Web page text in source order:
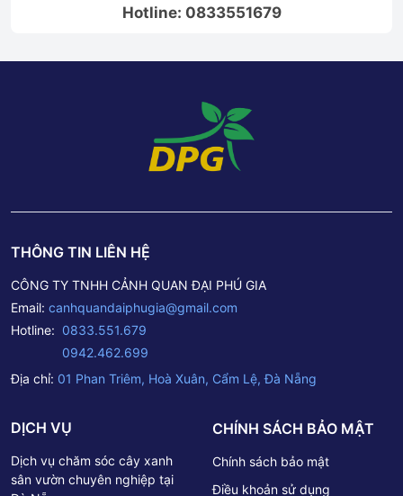
Hotline: 0833551679
THÔNG TIN LIÊN HỆ
CÔNG TY TNHH CẢNH QUAN ĐẠI PHÚ GIA
Email: canhquandaiphugia@gmail.com
Hotline: 0833.551.679
0942.462.699
Địa chỉ: 01 Phan Triêm, Hoà Xuân, Cẩm Lệ, Đà Nẵng
DỊCH VỤ
Dịch vụ chăm sóc cây xanh
sân vườn chuyên nghiệp tại
CHÍNH SÁCH BẢO MẬT
Chính sách bảo mật
Điều khoản sử dụng